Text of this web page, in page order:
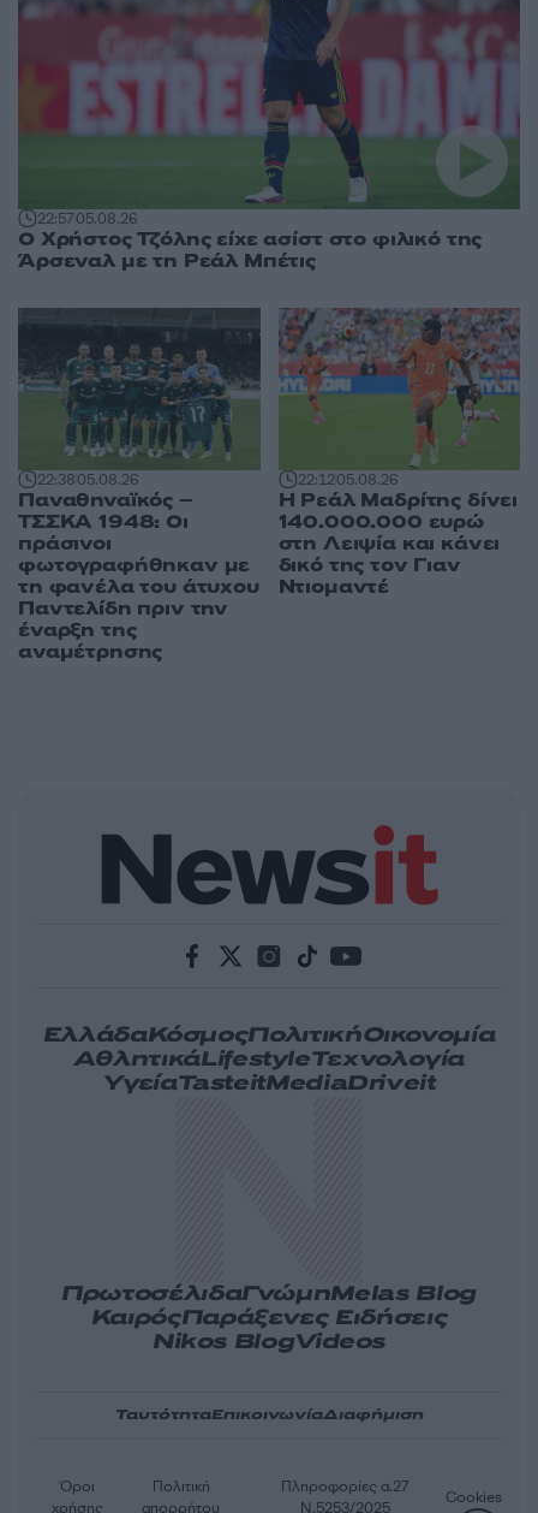
22:5705.08.26
Ο Χρήστος Τζόλης είχε ασίστ στο φιλικό της
Άρσεναλ με τη Ρεάλ Μπέτις
22:3805.08.26
Παναθηναϊκός –
ΤΣΣΚΑ 1948: Οι
πράσινοι
φωτογραφήθηκαν με
τη φανέλα του άτυχου
Παντελίδη πριν την
έναρξη της
αναμέτρησης
22:1205.08.26
Η Ρεάλ Μαδρίτης δίνει
140.000.000 ευρώ
στη Λειψία και κάνει
δικό της τον Γιαν
Ντιομαντέ
ΕλλάδαΚόσμοςΠολιτικήΟικονομία
ΑθλητικάLifestyleΤεχνολογία
ΥγείαTasteitMediaDriveit
ΠρωτοσέλιδαΓνώμηMelas Blog
ΚαιρόςΠαράξενες Ειδήσεις
Nikos BlogVideos
ΤαυτότηταΕπικοινωνίαΔιαφήμιση
Όροι
χρήσης
Πολιτική
απορρήτου
Πληροφορίες α.27
Ν.5253/2025
Cookies